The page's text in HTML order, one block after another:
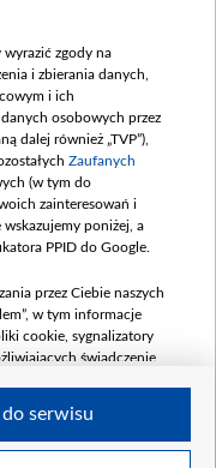
wyrazić zgody na
i zbierania danych,
i ich
osobowych przez
dalej również „TVP”),
Zaufanych
(w tym do
zainteresowań i
poniżej, a
PPID do Google.
przez Ciebie naszych
w tym informacje
cookie, sygnalizatory
świadczenie
serwisu